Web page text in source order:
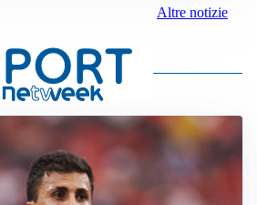
Altre notizie